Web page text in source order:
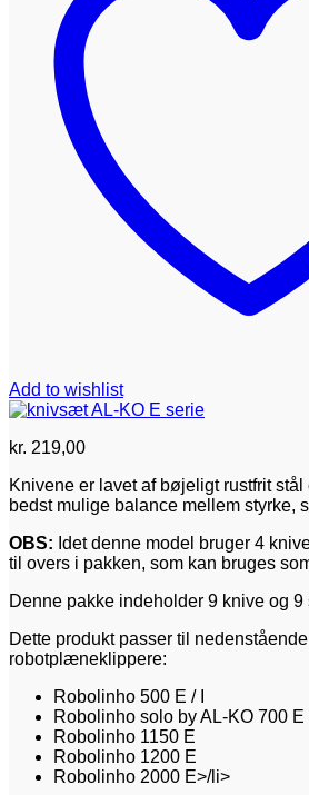
Add to wishlist
kr. 219,00
Knivene er lavet af bøjeligt rustfrit
bedst mulige balance mellem styrke,
OBS: Idet denne model bruger 4
til overs i pakken, som kan bruges
Denne pakke indeholder 9 knive og 9
Dette produkt passer til
robotplæneklippere:
Robolinho 500 E / I
Robolinho solo by AL-KO 700 E /
Robolinho 1150 E
Robolinho 1200 E
Robolinho 2000 E>/li>